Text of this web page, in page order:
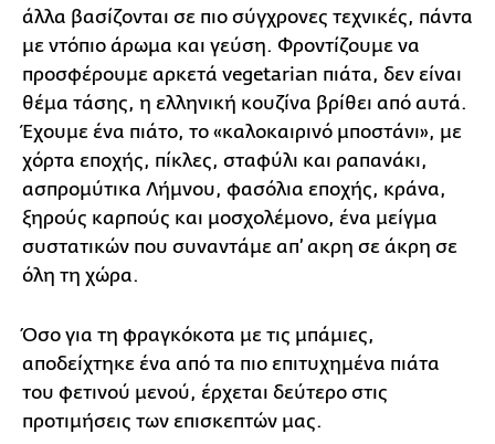
άλλα βασίζονται σε πιο σύγχρονες τεχνικές, πάντα
με ντόπιο άρωμα και γεύση. Φροντίζουμε να
προσφέρουμε αρκετά vegetarian πιάτα, δεν είναι
θέμα τάσης, η ελληνική κουζίνα βρίθει από αυτά.
Έχουμε ένα πιάτο, το «καλοκαιρινό μποστάνι», με
χόρτα εποχής, πίκλες, σταφύλι και ραπανάκι,
ασπρομύτικα Λήμνου, φασόλια εποχής, κράνα,
ξηρούς καρπούς και μοσχολέμονο, ένα μείγμα
συστατικών που συναντάμε απ’ ακρη σε άκρη σε
όλη τη χώρα.
Όσο για τη φραγκόκοτα με τις μπάμιες,
αποδείχτηκε ένα από τα πιο επιτυχημένα πιάτα
του φετινού μενού, έρχεται δεύτερο στις
προτιμήσεις των επισκεπτών μας.